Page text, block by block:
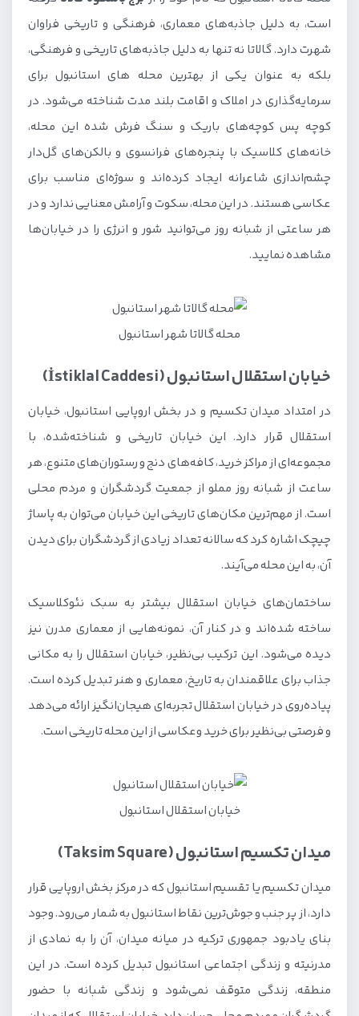
است، به دلیل جاذبه‌های معماری، فرهنگی و تاریخی فراوان
شهرت دارد. گالاتا نه تنها به دلیل جاذبه‌های تاریخی و فرهنگی،
بلکه به عنوان یکی از بهترین محله های استانبول برای
سرمایه‌گذاری در املاک و اقامت بلند مدت شناخته می‌شود. در
کوچه پس کوچه‌های باریک و سنگ فرش شده این محله،
خانه‌های کلاسیک با پنجره‌های فرانسوی و بالکن‌های گل‌دار
چشم‌اندازی شاعرانه ایجاد کرده‌اند و سوژه‌ای مناسب برای
عکاسی هستند. در این محله، سکوت و آرامش معنایی ندارد و در
هر ساعتی از شبانه روز می‌توانید شور و انرژی را در خیابان‌ها
مشاهده نمایید.
محله گالاتا شهر استانبول
خیابان استقلال استانبول (İstiklal Caddesi)
در امتداد میدان تکسیم و در بخش اروپایی استانبول، خیابان
استقلال قرار دارد. این خیابان تاریخی و شناخته‌شده، با
مجموعه‌ای از مراکز خرید، کافه‌های دنج و رستوران‌های متنوع، هر
ساعت از شبانه روز مملو از جمعیت گردشگران و مردم محلی
است. از مهم‌ترین مکان‌های تاریخی این خیابان می‌توان به پاساژ
چیچک اشاره کرد که سالانه تعداد زیادی از گردشگران برای دیدن
آن، به این محله می‌آیند.
ساختمان‌های خیابان استقلال بیشتر به سبک نئوکلاسیک
ساخته شده‌اند و در کنار آن، نمونه‌هایی از معماری مدرن نیز
دیده می‌شود. این ترکیب بی‌نظیر، خیابان استقلال را به مکانی
جذاب برای علاقمندان به تاریخ، معماری و هنر تبدیل کرده است.
پیاده‌روی در خیابان استقلال تجربه‌ای هیجان‌انگیز ارائه می‌دهد
و فرصتی بی‌نظیر برای خرید وعکاسی از این محله تاریخی است.
خیابان استقلال استانبول
میدان تکسیم استانبول (Taksim Square)
میدان تکسیم یا تقسیم استانبول که در مرکز بخش اروپایی قرار
دارد، از پر جنب و جوش‌ترین نقاط استانبول به شمار می‌رود. وجود
بنای یادبود جمهوری ترکیه در میانه میدان، آن را به نمادی از
مدرنیته و زندگی اجتماعی استانبول تبدیل کرده است. در این
منطقه، زندگی متوقف نمی‌شود و زندگی شبانه با حضور